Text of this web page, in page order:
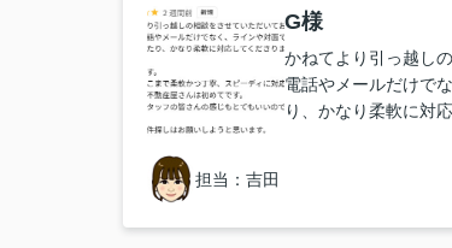
G様
かねてより引っ越し
電話やメールだけで
り、かなり柔軟に対
担当：吉田